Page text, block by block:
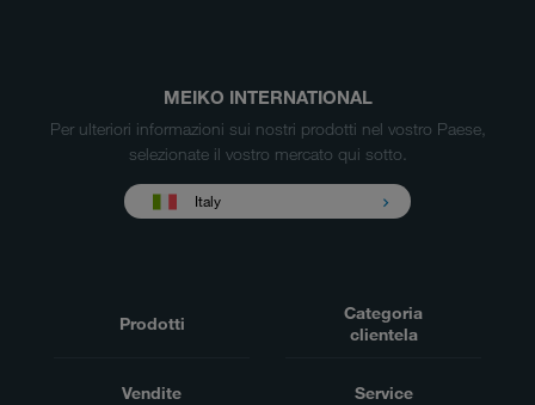
MEIKO INTERNATIONAL
Per ulteriori informazioni sui nostri prodotti nel vostro Paese,
selezionate il vostro mercato qui sotto.
Italy
Prodotti
Categoria
clientela
Vendite Service